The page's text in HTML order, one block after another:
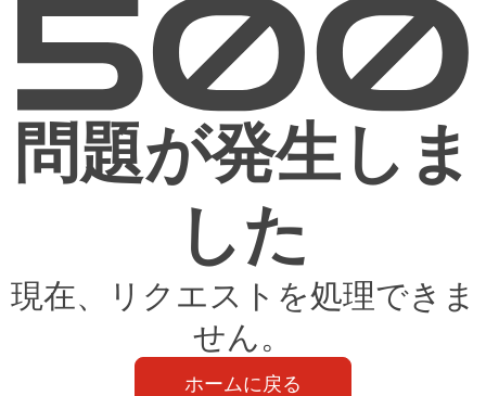
問題が発生しま
した
現在、リクエストを処理できま
せん。
ホームに戻る